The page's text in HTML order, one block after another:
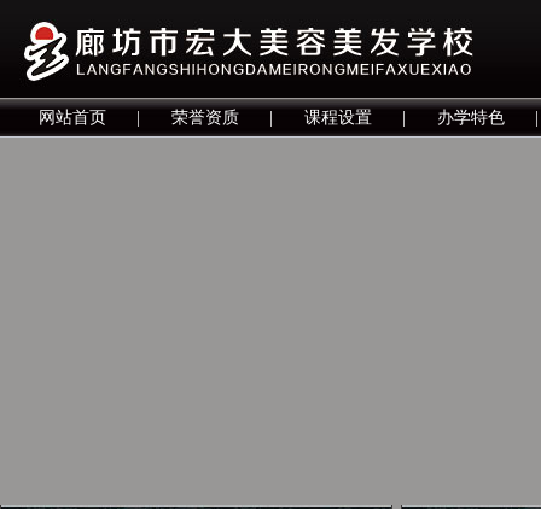
网站首页 荣誉资质 课程设置 办学特色